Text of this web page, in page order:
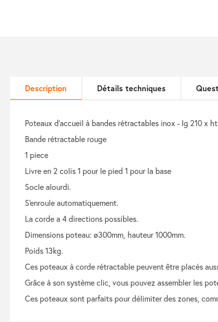
Description Détails techniques
poteaux d’accueil à bandes rétractables inox - lg 210 x
bande rétractable rouge
1 piece
livre en 2 colis 1 pour le pied 1 pour la base
socle alourdi.
s'enroule automatiquement.
la corde a 4 directions possibles.
dimensions poteau: ø300mm, hauteur 1000mm.
poids 13kg.
ces poteaux à corde rétractable peuvent être placés
grâce à son système clic, vous pouvez assembler les
ces poteaux sont parfaits pour délimiter des zones,